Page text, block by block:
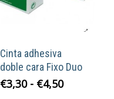
Cinta adhesiva
doble cara Fixo Duo
€3,30 - €4,50Rango